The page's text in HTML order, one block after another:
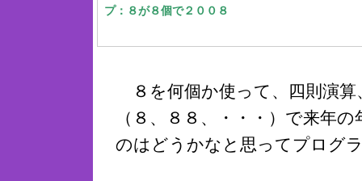
プ：８が８個で２００８
８を何個か使って、四則演算
（８、８８、・・・）で来年
のはどうかなと思ってプログ